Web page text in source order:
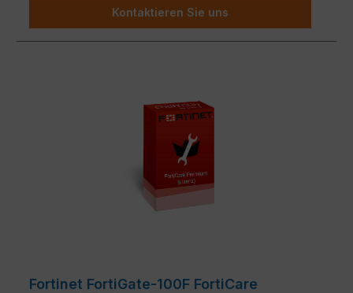
Kontaktieren Sie uns
Fortinet FortiGate-100F FortiCare